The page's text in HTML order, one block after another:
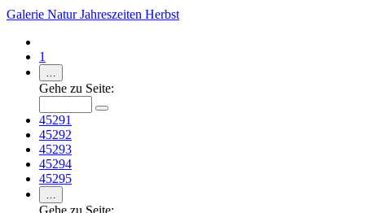
Galerie NaturJahreszeiten Herbst
1
…
Gehe zu Seite:
45291
45292
45293
45294
45295
…
Gehe zu Seite: